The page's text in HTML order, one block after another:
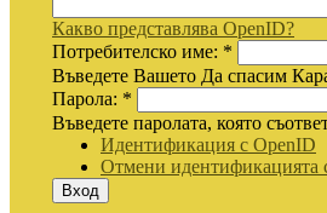
Какво представлява OpenID?
Потребителско име: *
Въведете Вашето Да спасим
Парола: *
Въведете паролата, която
Идентификация с OpenID
Отмени идентификацията